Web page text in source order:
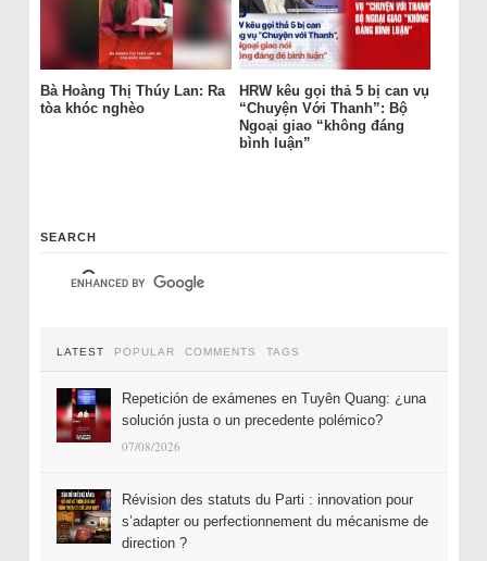
Bà Hoàng Thị Thúy Lan: Ra
tòa khóc nghèo
HRW kêu gọi thả 5 bị can vụ
“Chuyện Với Thanh”: Bộ
Ngoại giao “không đáng
bình luận”
SEARCH
LATEST POPULAR COMMENTS TAGS
Repetición de exámenes en Tuyên Quang: ¿una
solución justa o un precedente polémico?
07/08/2026
Révision des statuts du Parti : innovation pour
s’adapter ou perfectionnement du mécanisme de
direction ?